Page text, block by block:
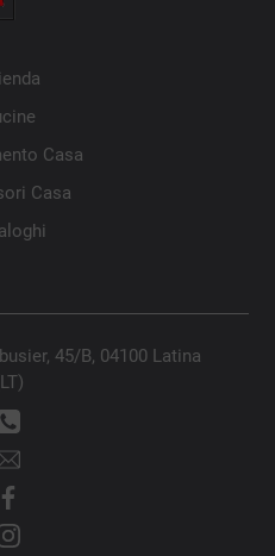
Casa
Casa
45/B, 04100 Latina